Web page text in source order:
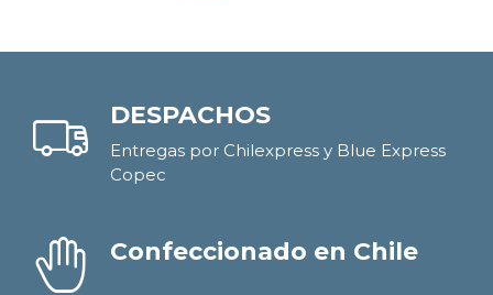
DESPACHOS
Entregas por Chilexpress y Blue Express
Copec
Confeccionado en Chile